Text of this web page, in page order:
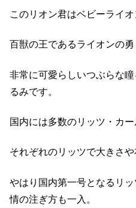
このリオン君はベビーライ
百獣の王であるライオンの勇
非常に可愛らしいつぶらな
るみです。
国内には多数のリッツ・カー
それぞれのリッツで大きさ
やはり国内第一号となるリ
情の注ぎ方も一入。